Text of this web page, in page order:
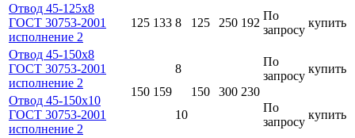
Отвод 45-125х8
ГОСТ 30753-2001
исполнение 2
125 133 8 125 250 192
По
запросу
купить
Отвод 45-150х8
ГОСТ 30753-2001
исполнение 2
150 159
8
150
300 230
По
запросу
купить
Отвод 45-150х10
ГОСТ 30753-2001
исполнение 2
10
По
запросу
купить